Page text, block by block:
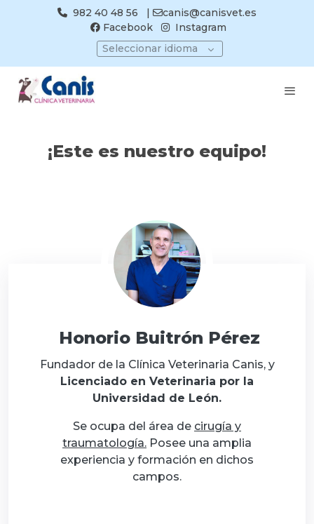
982 40 48 56 |
canis@canisvet.es
Facebook
Instagram
Seleccionar idioma
¡Este es nuestro equipo!
Honorio Buitrón Pérez
Fundador de la Clínica Veterinaria Canis, y
Licenciado en Veterinaria por la
Universidad de León.
Se ocupa del área de cirugía y
traumatología. Posee una amplia
experiencia y formación en dichos
campos.